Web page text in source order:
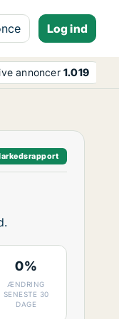
Log ind
annoncer1.019
0%
ÆNDRING
SENESTE 30
DAGE